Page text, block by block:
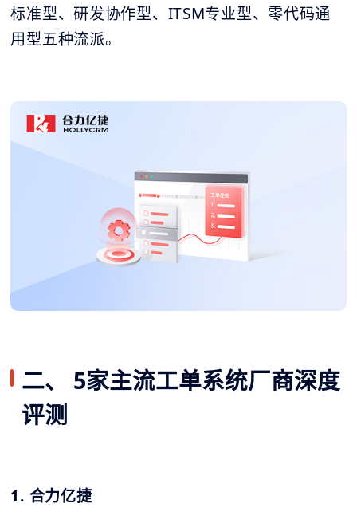
标准型、研发协作型、ITSM专业型、零代码通
用型五种流派。
二、 5家主流工单系统厂商深度
评测
1. 合力亿捷